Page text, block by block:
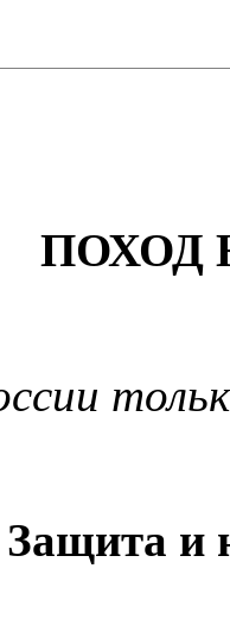
ПОХОД
и